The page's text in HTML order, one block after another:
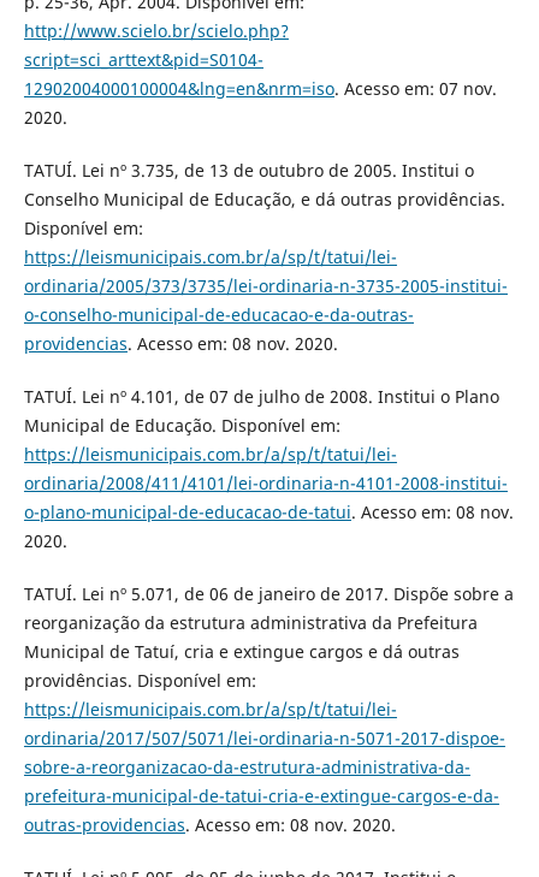
http://www.scielo.br/scielo.php?
script=sci_arttext&pid=S0104-
12902004000100004&lng=en&nrm=iso. Acesso em: 07 nov.
2020.
TATUÍ. Lei nº 3.735, de 13 de outubro de 2005. Institui o
Conselho Municipal de Educação, e dá outras providências.
Disponível em:
https://leismunicipais.com.br/a/sp/t/tatui/lei-
ordinaria/2005/373/3735/lei-ordinaria-n-3735-2005-institui-
o-conselho-municipal-de-educacao-e-da-outras-
providencias. Acesso em: 08 nov. 2020.
TATUÍ. Lei nº 4.101, de 07 de julho de 2008. Institui o Plano
Municipal de Educação. Disponível em:
https://leismunicipais.com.br/a/sp/t/tatui/lei-
ordinaria/2008/411/4101/lei-ordinaria-n-4101-2008-institui-
o-plano-municipal-de-educacao-de-tatui. Acesso em: 08 nov.
2020.
TATUÍ. Lei nº 5.071, de 06 de janeiro de 2017. Dispõe sobre a
reorganização da estrutura administrativa da Prefeitura
Municipal de Tatuí, cria e extingue cargos e dá outras
providências. Disponível em:
https://leismunicipais.com.br/a/sp/t/tatui/lei-
ordinaria/2017/507/5071/lei-ordinaria-n-5071-2017-dispoe-
sobre-a-reorganizacao-da-estrutura-administrativa-da-
prefeitura-municipal-de-tatui-cria-e-extingue-cargos-e-da-
outras-providencias. Acesso em: 08 nov. 2020.